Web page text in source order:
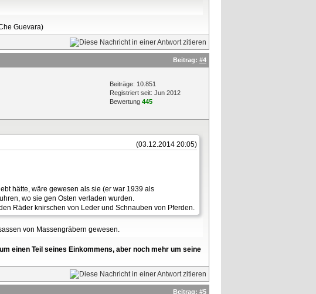
Guevara)
Beitrag: #4
Beiträge: 10.851
Registriert seit: Jun 2012
Bewertung 445
(03.12.2014 20:05)
hätte, wäre gewesen als sie (er war 1939 als
wo sie gen Osten verladen wurden.
Räder knirschen von Leder und Schnauben von Pferden.
von Massengräbern gewesen.
einen Teil seines Einkommens, aber noch mehr um seine
Beitrag: #5